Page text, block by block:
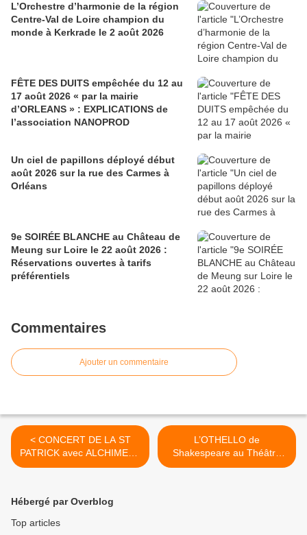
L’Orchestre d’harmonie de la région
Centre-Val de Loire champion du
monde à Kerkrade le 2 août 2026
FÊTE DES DUITS empêchée du 12 au
17 août 2026 « par la mairie
d’ORLEANS » : EXPLICATIONS de
l’association NANOPROD
Un ciel de papillons déployé début
août 2026 sur la rue des Carmes à
Orléans
9e SOIRÉE BLANCHE au Château de
Meung sur Loire le 22 août 2026 :
Réservations ouvertes à tarifs
préférentiels
Commentaires
Ajouter un commentaire
< CONCERT DE LA ST
PATRICK avec ALCHIMERE
à St Denis en Val le 17
L’OTHELLO de
Shakespeare au Théâtre
Gérard Philipe d’Orléans la
Hébergé par Overblog
Top articles